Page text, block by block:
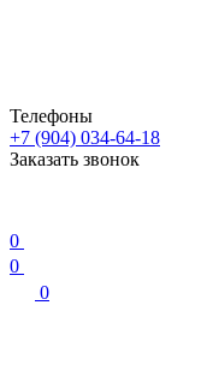
Телефоны
+7 (904) 034-64-18
Заказать звонок
0
0
0